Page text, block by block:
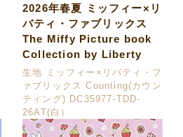
2026年春夏 ミッフィー×リ
バティ・ファブリックス
The Miffy Picture book
Collection by Liberty
生地 ミッフィー×リバティ・フ
ァブリックス Counting(カウン
ティング) DC35977-TDD-
26AT(白）